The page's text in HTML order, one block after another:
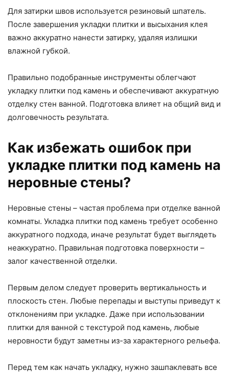
Для затирки швов используется резиновый шпатель.
После завершения укладки плитки и высыхания клея
важно аккуратно нанести затирку, удаляя излишки
влажной губкой.
Правильно подобранные инструменты облегчают
укладку плитки под камень и обеспечивают аккуратную
отделку стен ванной. Подготовка влияет на общий вид и
долговечность результата.
Как избежать ошибок при
укладке плитки под камень на
неровные стены?
Неровные стены – частая проблема при отделке ванной
комнаты. Укладка плитки под камень требует особенно
аккуратного подхода, иначе результат будет выглядеть
неаккуратно. Правильная подготовка поверхности –
залог качественной отделки.
Первым делом следует проверить вертикальность и
плоскость стен. Любые перепады и выступы приведут к
отклонениям при укладке. Даже при использовании
плитки для ванной с текстурой под камень, любые
неровности будут заметны из-за характерного рельефа.
Перед тем как начать укладку, нужно зашпаклевать все